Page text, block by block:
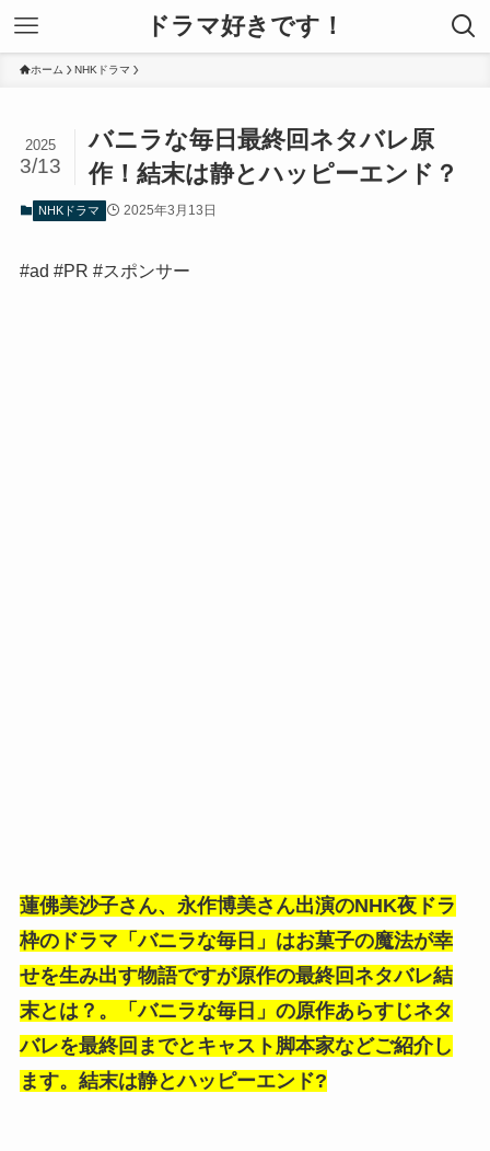
ドラマ好きです！
ホーム NHKドラマ
バニラな毎日最終回ネタバレ原
作！結末は静とハッピーエンド？
2025
3/13
NHKドラマ 2025年3月13日
#ad #PR #スポンサー
蓮佛美沙子さん、 永作博美さん出演のNHK夜ドラ
枠のドラマ「バニラな毎日」はお菓子の魔法が幸
せを生み出す物語ですが原作の最終回ネタバレ結
末とは？。「バニラな毎日」の原作あらすじネタ
バレを最終回までとキャスト脚本家などご紹介し
ます。結末は静とハッピーエンド?